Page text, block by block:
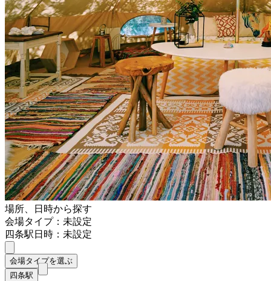
場所、日時から探す
会場タイプ：未設定
四条駅日時：未設定
会場タイプを選ぶ
四条駅